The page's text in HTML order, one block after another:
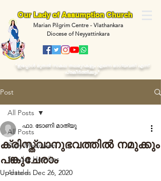
Our Lady of Assumption Church
Marian Pilgrim Centre - Vlathankara
Diocese of Neyyattinkara
“ഇപ്പോള്‍ മുതല്‍ സകല തലമുറകളും എന്നെ ഭാഗ്യവതി എന്ന്
പ്രകീര്‍ത്തിക്കും"
Post
All Posts
Daily Meditaion
Sunday Homilies
Articles
All Posts
ക്രിസ്ത്വാനുഭവത്തിൽ നമുക്കും
പങ്കുചേരാം
ഫാ. ടോണി മാത്യു
Updated: Dec 26, 2020